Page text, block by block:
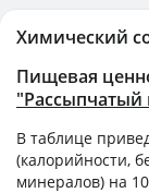
Химический
Пищевая
"Рассыпчатый
В таблице
(калорийности,
минералов) на